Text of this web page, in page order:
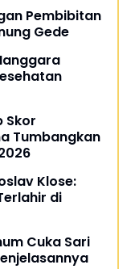
Pembibitan
Gede
Skor
Tumbangkan
Klose:
di
Cuka Sari